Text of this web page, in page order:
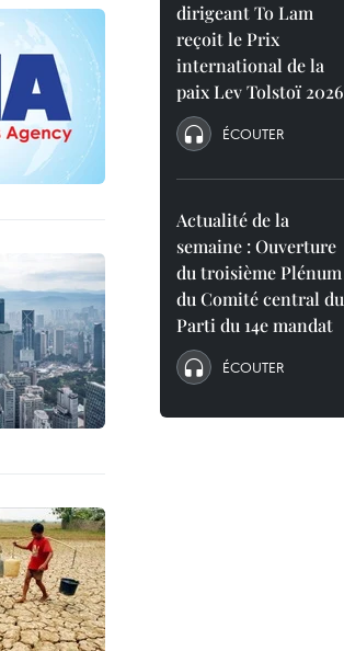
dirigeant To Lam
reçoit le Prix
international de la
paix Lev Tolstoï 2026
ÉCOUTER
Actualité de la
semaine : Ouverture
du troisième Plénum
du Comité central du
Parti du 14e mandat
ÉCOUTER